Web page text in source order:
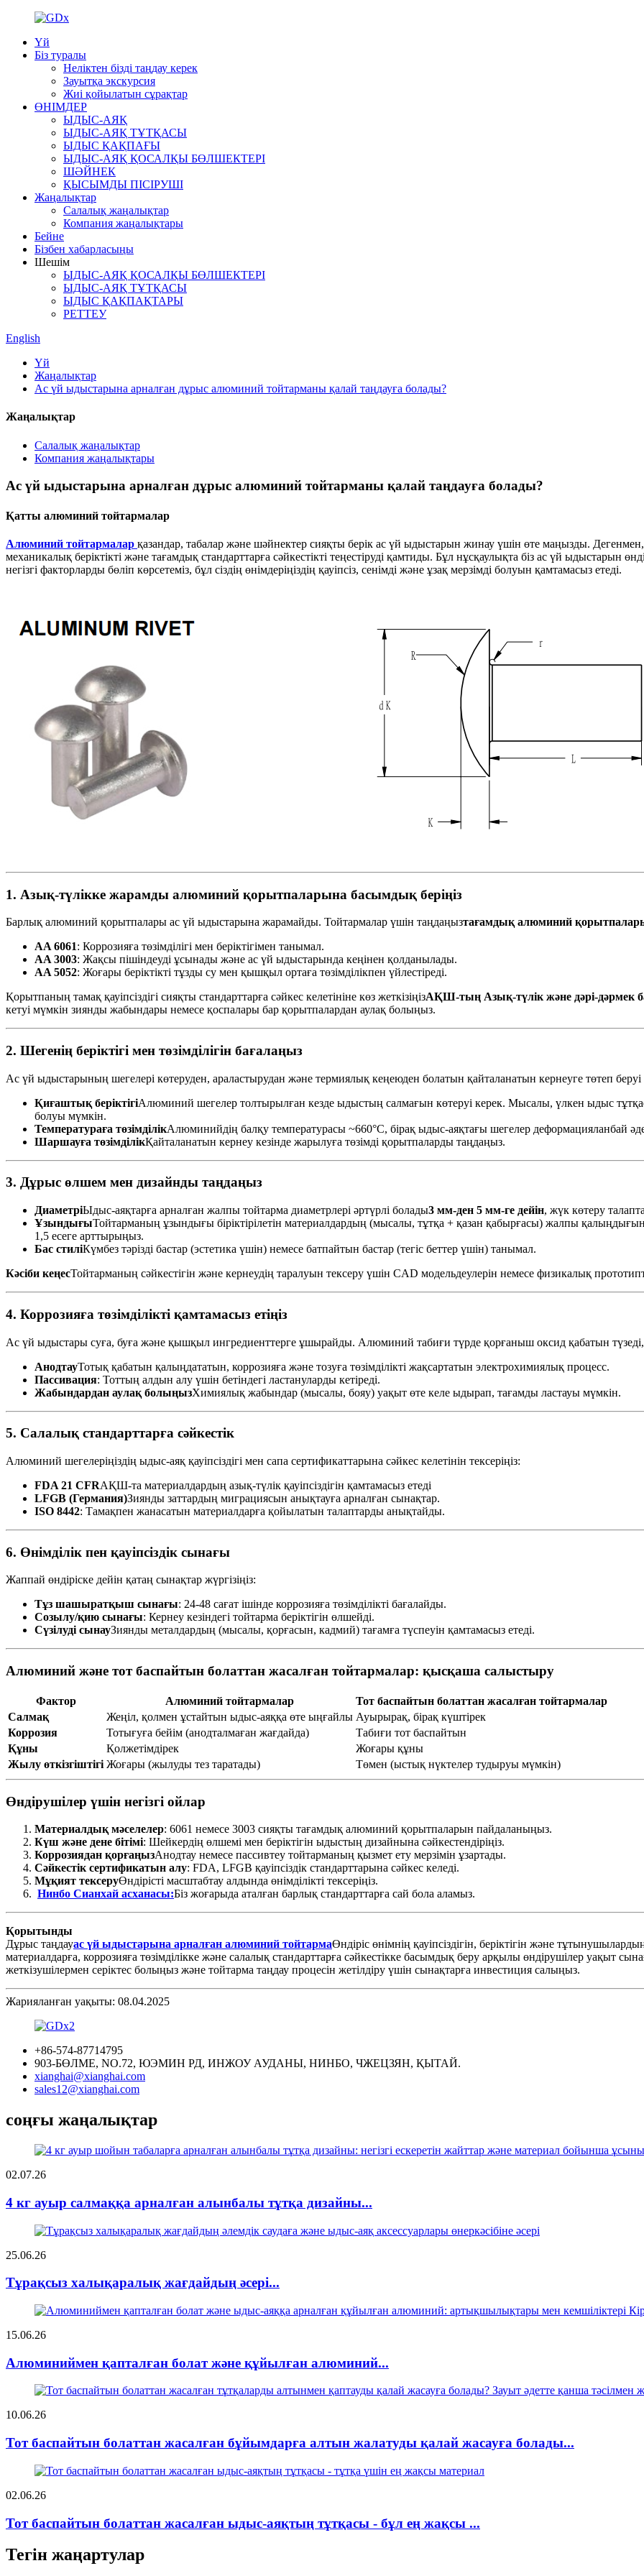
Үй
Біз туралы
Неліктен бізді таңдау керек
Зауытқа экскурсия
Жиі қойылатын сұрақтар
ӨНІМДЕР
ЫДЫС-АЯҚ
ЫДЫС-АЯҚ ТҰТҚАСЫ
ЫДЫС ҚАҚПАҒЫ
ЫДЫС-АЯҚ ҚОСАЛҚЫ БӨЛШЕКТЕРІ
ШӘЙНЕК
ҚЫСЫМДЫ ПІСІРУШІ
Жаңалықтар
Салалық жаңалықтар
Компания жаңалықтары
Бейне
Бізбен хабарласыңы
Шешім
ЫДЫС-АЯҚ ҚОСАЛҚЫ БӨЛШЕКТЕРІ
ЫДЫС-АЯҚ ТҰТҚАСЫ
ЫДЫС ҚАҚПАҚТАРЫ
РЕТТЕУ
English
Үй
Жаңалықтар
Ас үй ыдыстарына арналған дұрыс алюминий тойтарманы қалай таңдауға болады?
Жаңалықтар
Салалық жаңалықтар
Компания жаңалықтары
Ас үй ыдыстарына арналған дұрыс алюминий тойтарманы қалай таңдауға болады?
Қатты алюминий тойтармалар
Алюминий тойтармалар қазандар, табалар және шәйнектер сияқты берік ас үй ыдыстарын жинау үшін өте маңызды. Дегенмен,
механикалық беріктікті және тағамдық стандарттарға сәйкестікті теңестіруді қамтиды. Бұл нұсқаулықта біз ас үй ыдыстарын
негізгі факторларды бөліп көрсетеміз, бұл сіздің өнімдеріңіздің қауіпсіз, сенімді және ұзақ мерзімді болуын қамтамасыз етеді.
1. Азық-түлікке жарамды алюминий қорытпаларына басымдық беріңіз
Барлық алюминий қорытпалары ас үй ыдыстарына жарамайды. Тойтармалар үшін таңдаңызтағамдық алюминий
AA 6061: Коррозияға төзімділігі мен беріктігімен танымал.
AA 3003: Жақсы пішіндеуді ұсынады және ас үй ыдыстарында кеңінен қолданылады.
AA 5052: Жоғары беріктікті тұзды су мен қышқыл ортаға төзімділікпен үйлестіреді.
Қорытпаның тамақ қауіпсіздігі сияқты стандарттарға сәйкес келетініне көз жеткізіңізАҚШ-тың Азық-түлік және дәрі-дәрмек
кетуі мүмкін зиянды жабындары немесе қоспалары бар қорытпалардан аулақ болыңыз.
2. Шегенің беріктігі мен төзімділігін бағалаңыз
Ас үй ыдыстарының шегелері көтеруден, араластырудан және термиялық кеңеюден болатын қайталанатын кернеуге төтеп
Қиғаштық беріктігіАлюминий шегелер толтырылған кезде ыдыстың салмағын көтеруі керек. Мысалы, үлкен ыдыс
болуы мүмкін.
Температураға төзімділікАлюминийдің балқу температурасы ~660°C, бірақ ыдыс-аяқтағы шегелер деформацияланбай
Шаршауға төзімділікҚайталанатын кернеу кезінде жарылуға төзімді қорытпаларды таңдаңыз.
3. Дұрыс өлшем мен дизайнды таңдаңыз
ДиаметріЫдыс-аяқтарға арналған жалпы тойтарма диаметрлері әртүрлі болады3 мм-ден 5 мм-ге дейін, жүк көтеру
ҰзындығыТойтарманың ұзындығы біріктірілетін материалдардың (мысалы, тұтқа + қазан қабырғасы) жалпы
1,5 есеге арттырыңыз.
Бас стиліКүмбез тәрізді бастар (эстетика үшін) немесе батпайтын бастар (тегіс беттер үшін) танымал.
Кәсіби кеңесТойтарманың сәйкестігін және кернеудің таралуын тексеру үшін CAD модельдеулерін немесе физикалық
4. Коррозияға төзімділікті қамтамасыз етіңіз
Ас үй ыдыстары суға, буға және қышқыл ингредиенттерге ұшырайды. Алюминий табиғи түрде қорғаныш оксид қабатын түзеді,
АнодтауТотық қабатын қалыңдататын, коррозияға және тозуға төзімділікті жақсартатын электрохимиялық процесс.
Пассивация: Тоттың алдын алу үшін бетіндегі ластануларды кетіреді.
Жабындардан аулақ болыңызХимиялық жабындар (мысалы, бояу) уақыт өте келе ыдырап, тағамды ластауы мүмкін.
5. Салалық стандарттарға сәйкестік
Алюминий шегелеріңіздің ыдыс-аяқ қауіпсіздігі мен сапа сертификаттарына сәйкес келетінін тексеріңіз:
FDA 21 CFRАҚШ-та материалдардың азық-түлік қауіпсіздігін қамтамасыз етеді
LFGB (Германия)Зиянды заттардың миграциясын анықтауға арналған сынақтар.
ISO 8442: Тамақпен жанасатын материалдарға қойылатын талаптарды анықтайды.
6. Өнімділік пен қауіпсіздік сынағы
Жаппай өндіріске дейін қатаң сынақтар жүргізіңіз:
Тұз шашыратқыш сынағы: 24-48 сағат ішінде коррозияға төзімділікті бағалайды.
Созылу/қию сынағы: Кернеу кезіндегі тойтарма беріктігін өлшейді.
Сүзілуді сынауЗиянды металдардың (мысалы, қорғасын, кадмий) тағамға түспеуін қамтамасыз етеді.
Алюминий және тот баспайтын болаттан жасалған тойтармалар: қысқаша салыстыру
Фактор Алюминий тойтармалар
Тот баспайтын болаттан жасалған тойтармалар
Салмақ
Жеңіл, қолмен ұстайтын ыдыс-аяққа өте ыңғайлы Ауырырақ, бірақ күштірек
Коррозия
Тотығуға бейім (анодталмаған жағдайда)
Табиғи тот баспайтын
Құны
Қолжетімдірек
Жоғары құны
Жылу өткізгіштігі Жоғары (жылуды тез таратады) Төмен (ыстық нүктелер тудыруы мүмкін)
Өндірушілер үшін негізгі ойлар
Материалдық мәселелер: 6061 немесе 3003 сияқты тағамдық алюминий қорытпаларын пайдаланыңыз.
Күш және дене бітімі: Шейкердің өлшемі мен беріктігін ыдыстың дизайнына сәйкестендіріңіз.
Коррозиядан қорғаңызАнодтау немесе пассивтеу тойтарманың қызмет ету мерзімін ұзартады.
Сәйкестік сертификатын алу: FDA, LFGB қауіпсіздік стандарттарына сәйкес келеді.
Мұқият тексеруӨндірісті масштабтау алдында өнімділікті тексеріңіз.
Нинбо Сианхай асханасы:Біз жоғарыда аталған барлық стандарттарға сай бола аламыз.
Қорытынды
Дұрыс таңдауас үй ыдыстарына арналған алюминий тойтармаӨндіріс өнімнің қауіпсіздігін, беріктігін және
материалдарға, коррозияға төзімділікке және салалық стандарттарға сәйкестікке басымдық беру арқылы өндірушілер уақыт
жеткізушілермен серіктес болыңыз және тойтарма таңдау процесін жетілдіру үшін сынақтарға инвестиция салыңыз.
Жарияланған уақыты: 08.04.2025
+86-574-87714795
903-БӨЛМЕ, NO.72, ЮЭМИН РД, ИНЖОУ АУДАНЫ, НИНБО, ЧЖЕЦЗЯН, ҚЫТАЙ.
xianghai@xianghai.com
sales12@xianghai.com
соңғы жаңалықтар
02.07.26
4 кг ауыр салмаққа арналған алынбалы тұтқа дизайны...
25.06.26
Тұрақсыз халықаралық жағдайдың әсері...
15.06.26
Алюминиймен қапталған болат және құйылған алюминий...
10.06.26
Тот баспайтын болаттан жасалған бұйымдарға алтын жалатуды қалай жасауға болады...
02.06.26
Тот баспайтын болаттан жасалған ыдыс-аяқтың тұтқасы - бұл ең жақсы ...
Тегін жаңартулар